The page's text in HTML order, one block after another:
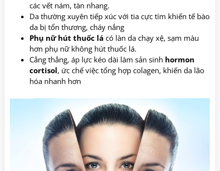
các vết nám, tàn nhang.
Da thường xuyên tiếp xúc với tia cực tím khiến tế bào
da bị tổn thương, cháy nắng
Phụ nữ hút thuốc lá có làn da chạy xệ, sạm màu
hơn phụ nữ không hút thuốc lá.
Cẳng thẳng, áp lực kéo dài làm sản sinh hormon
cortisol, ức chế việc tổng hợp colagen, khiến da lão
hóa nhanh hơn